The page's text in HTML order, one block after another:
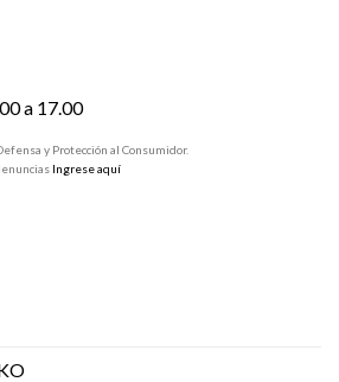
a 17.00
y Protección al Consumidor.
Ingrese aquí